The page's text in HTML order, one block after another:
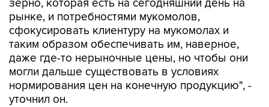
зерно, которая есть на сегодняшний день на
рынке, и потребностями мукомолов,
сфокусировать клиентуру на мукомолах и
таким образом обеспечивать им, наверное,
даже где-то нерыночные цены, но чтобы они
могли дальше существовать в условиях
нормирования цен на конечную продукцию", -
уточнил он.